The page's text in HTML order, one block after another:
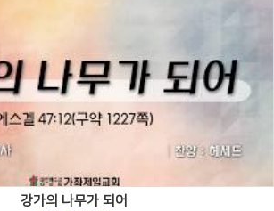
Views
강가의 나무가 되어